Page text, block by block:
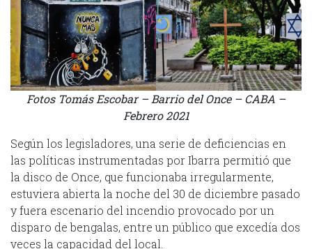
Fotos Tomás Escobar – Barrio del Once – CABA –
Febrero 2021
Según los legisladores, una serie de deficiencias en
las políticas instrumentadas por Ibarra permitió que
la disco de Once, que funcionaba irregularmente,
estuviera abierta la noche del 30 de diciembre pasado
y fuera escenario del incendio provocado por un
disparo de bengalas, entre un público que excedía dos
veces la capacidad del local.